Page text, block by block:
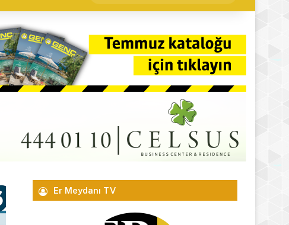
yap
...
Er Meydanı TV